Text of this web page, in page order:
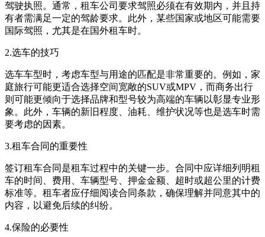
驾驶执照。通常，租车公司要求驾照必须在有效期内，并且持
有者需满足一定的驾龄要求。此外，某些国家或地区可能需要
国际驾照，尤其是在国外租车时。
2.选车的技巧
选车车型时，考虑车型与用途的匹配是非常重要的。例如，家
庭旅行可能更适合选择空间宽敞的SUV或MPV，而商务出行
则可能更倾向于选择品牌和型号较为高端的车辆以彰显专业形
象。此外，车辆的新旧程度、油耗、维护状况等也是选车时需
要考虑的因素。
3.租车合同的重要性
签订租车合同是租车过程中的关键一步。合同中应详细列明租
车的时间、费用、车辆型号、押金金额、超时或超公里的计费
标准等。租车者应仔细阅读合同条款，确保理解并同意其中的
内容，以避免后续的纠纷。
4.保险的必要性